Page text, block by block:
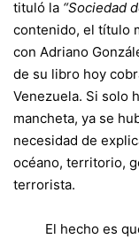
tituló la “Sociedad
contenido, el título
con Adriano
de su libro hoy
Venezuela. Si solo
mancheta, ya se
necesidad de
océano, territorio,
terrorista.
El hecho es que